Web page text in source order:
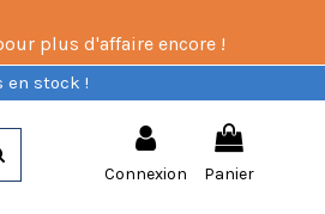
plus d'affaire encore !
en stock !
Connexion Panier